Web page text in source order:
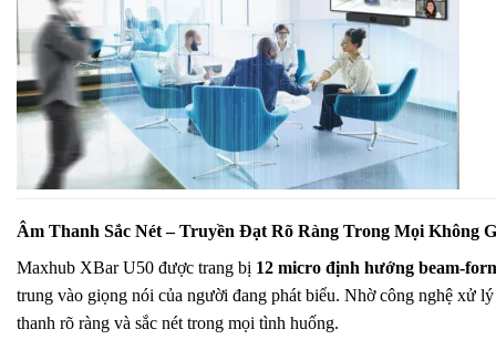
Âm Thanh Sắc Nét – Truyền Đạt Rõ Ràng Trong Mọi Không
Maxhub XBar U50 được trang bị 12 micro định hướng beam-
trung vào giọng nói của người đang phát biểu. Nhờ công nghệ xử
thanh rõ ràng và sắc nét trong mọi tình huống.